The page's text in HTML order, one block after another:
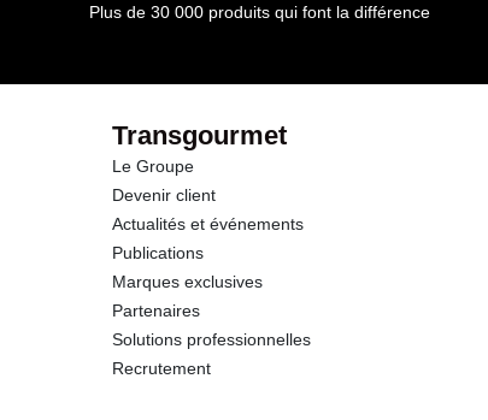
Plus de 30 000 produits qui font la différence
Transgourmet
Le Groupe
Devenir client
Actualités et événements
Publications
Marques exclusives
Partenaires
Solutions professionnelles
Recrutement